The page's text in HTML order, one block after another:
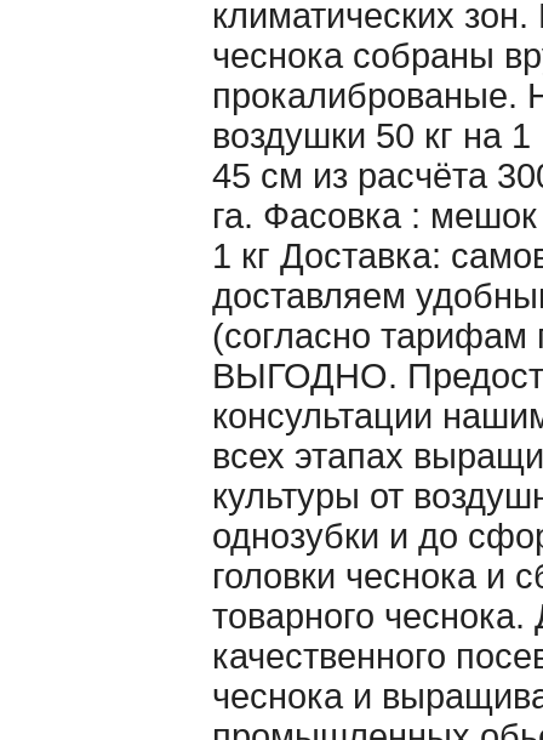
климатических
чеснока собраны
прокалиброваные.
воздушки 50 кг на
45 см из расчёта
га. Фасовка :
1 кг Доставка:
доставляем
(согласно тарифам
ВЫГОДНО.
консультации
всех этапах
культуры от
однозубки и до
головки чеснока и
товарного чеснока.
качественного
чеснока и